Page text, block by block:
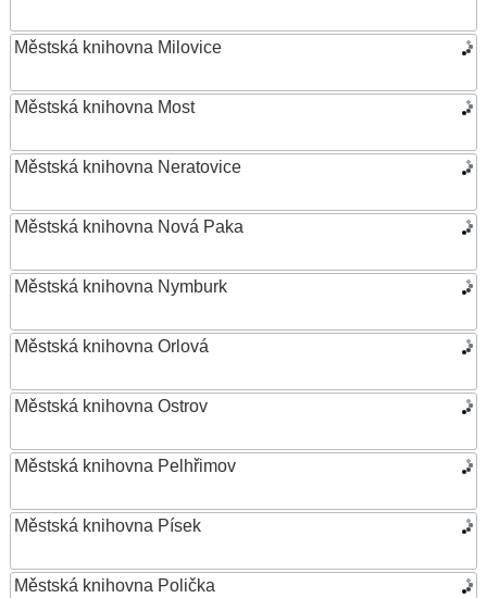
Městská knihovna Milovice
Městská knihovna Most
Městská knihovna Neratovice
Městská knihovna Nová Paka
Městská knihovna Nymburk
Městská knihovna Orlová
Městská knihovna Ostrov
Městská knihovna Pelhřimov
Městská knihovna Písek
Městská knihovna Polička